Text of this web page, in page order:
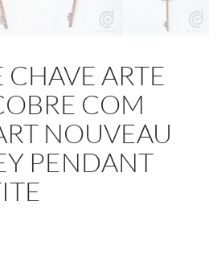
ARTE
COM
NOUVEAU
PENDANT